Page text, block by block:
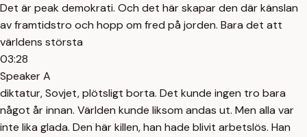
Det är peak demokrati. Och det här skapar den där känslan
av framtidstro och hopp om fred på jorden. Bara det att
världens största
03:28
Speaker A
diktatur, Sovjet, plötsligt borta. Det kunde ingen tro bara
något år innan. Världen kunde liksom andas ut. Men alla var
inte lika glada. Den här killen, han hade blivit arbetslös. Han